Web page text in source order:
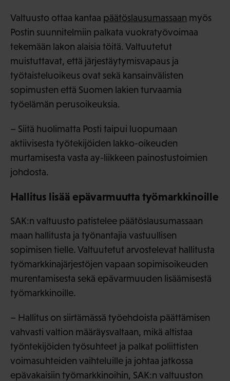
Valtuusto ottaa kantaa päätöslausumassaan myös
Postin suunnitelmiin palkata vuokratyövoimaa
tekemään lakon alaisia töitä. Valtuutetut
muistuttavat, että järjestäytymisvapaus ja
työtaisteluoikeus ovat sekä kansainvälisten
sopimusten että Suomen lakien turvaamia
työelämän perusoikeuksia.
– Siitä huolimatta Posti taipui luopumaan
aktiivisesta työtekijöiden lakko-oikeuden
murtamisesta vasta ay-liikkeen painostustoimien
johdosta.
Hallitus lisää epävarmuutta työmarkkinoille
SAK:n valtuusto patistelee päätöslausumassaan
maan hallitusta ja työnantajia vastuullisen
sopimisen tielle. Valtuutetut arvostelevat hallitusta
työmarkkinajärjestöjen vapaan sopimisoikeuden
murentamisesta sekä epävarmuuden lisäämisestä
työmarkkinoille.
– Hallitus on siirtämässä työehdoista päättämisen
vahvasti valtion määräysvaltaan, mikä altistaa
työntekijöiden työsuhteet ja palkat poliittisten
voimasuhteiden vaihteluille ja johtaa jatkossa
epävakaisiin työmarkkinoihin, SAK:n valtuuston